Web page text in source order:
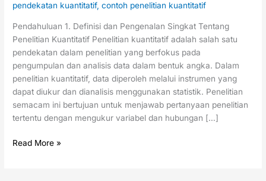
pendekatan kuantitatif,contoh penelitian kuantitatif
Pendahuluan 1. Definisi dan Pengenalan Singkat Tentang
Penelitian Kuantitatif Penelitian kuantitatif adalah salah satu
pendekatan dalam penelitian yang berfokus pada
pengumpulan dan analisis data dalam bentuk angka. Dalam
penelitian kuantitatif, data diperoleh melalui instrumen yang
dapat diukur dan dianalisis menggunakan statistik. Penelitian
semacam ini bertujuan untuk menjawab pertanyaan penelitian
tertentu dengan mengukur variabel dan hubungan […]
Read More »